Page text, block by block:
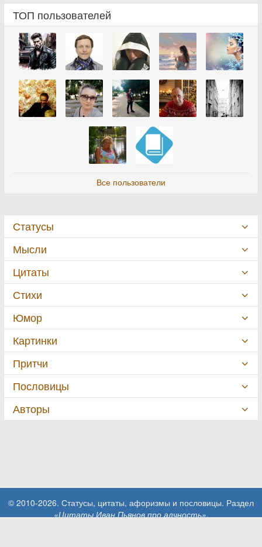
ТОП пользователей
Все пользователи
Статусы
Мысли
Цитаты
Стихи
Юмор
Картинки
Притчи
Пословицы
Авторы
© 2010-2026. Статусы, цитаты, афоризмы и пословицы. Раздел
«Цитаты Иван Пьянов про алчность».